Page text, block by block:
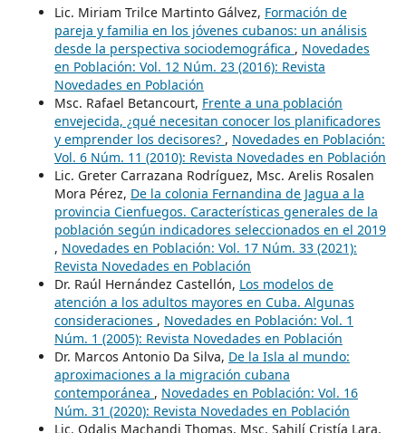
Lic. Miriam Trilce Martinto Gálvez, Formación de
pareja y familia en los jóvenes cubanos: un análisis
desde la perspectiva sociodemográfica , Novedades
en Población: Vol. 12 Núm. 23 (2016): Revista
Novedades en Población
Msc. Rafael Betancourt, Frente a una población
envejecida, ¿qué necesitan conocer los planificadores
y emprender los decisores? , Novedades en Población:
Vol. 6 Núm. 11 (2010): Revista Novedades en Población
Lic. Greter Carrazana Rodríguez, Msc. Arelis Rosalen
Mora Pérez, De la colonia Fernandina de Jagua a la
provincia Cienfuegos. Características generales de la
población según indicadores seleccionados en el 2019
, Novedades en Población: Vol. 17 Núm. 33 (2021):
Revista Novedades en Población
Dr. Raúl Hernández Castellón, Los modelos de
atención a los adultos mayores en Cuba. Algunas
consideraciones , Novedades en Población: Vol. 1
Núm. 1 (2005): Revista Novedades en Población
Dr. Marcos Antonio Da Silva, De la Isla al mundo:
aproximaciones a la migración cubana
contemporánea , Novedades en Población: Vol. 16
Núm. 31 (2020): Revista Novedades en Población
Lic. Odalis Machandi Thomas, Msc. Sahilí Cristía Lara,